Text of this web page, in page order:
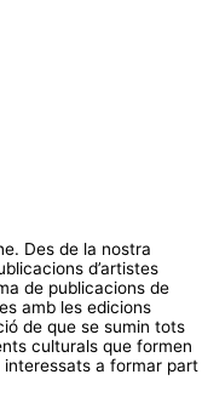
Des de la nostra
d’artistes
de publicacions de
amb les edicions
de que se sumin tots
culturals que formen
interessats a formar part